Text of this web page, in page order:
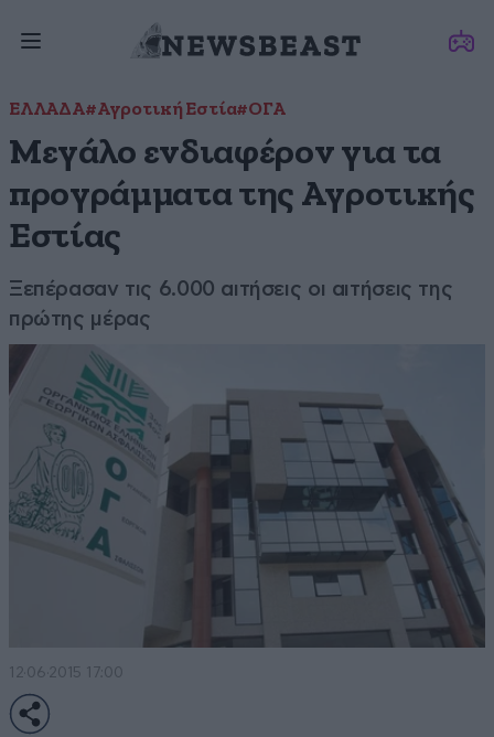
ΕΛΛΑΔΑ#Αγροτική Εστία#ΟΓΑ
Μεγάλο ενδιαφέρον για τα
προγράμματα της Αγροτικής
Εστίας
Ξεπέρασαν τις 6.000 αιτήσεις οι αιτήσεις της
πρώτης μέρας
12·06·2015 17:00